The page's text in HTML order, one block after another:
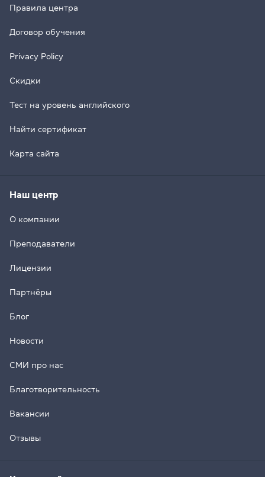
Правила центра
Договор обучения
Privacy Policy
Скидки
Тест на уровень английского
Найти сертификат
Карта сайта
Наш центр
О компании
Преподаватели
Лицензии
Партнёры
Блог
Новости
СМИ про нас
Благотворительность
Вакансии
Отзывы